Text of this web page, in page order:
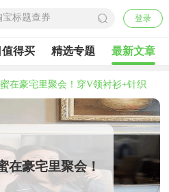
登录
得买 精选专题 最新文章
在豪宅里聚会！穿V领衬衫+针织
在豪宅里聚会！
针织衫，高级、